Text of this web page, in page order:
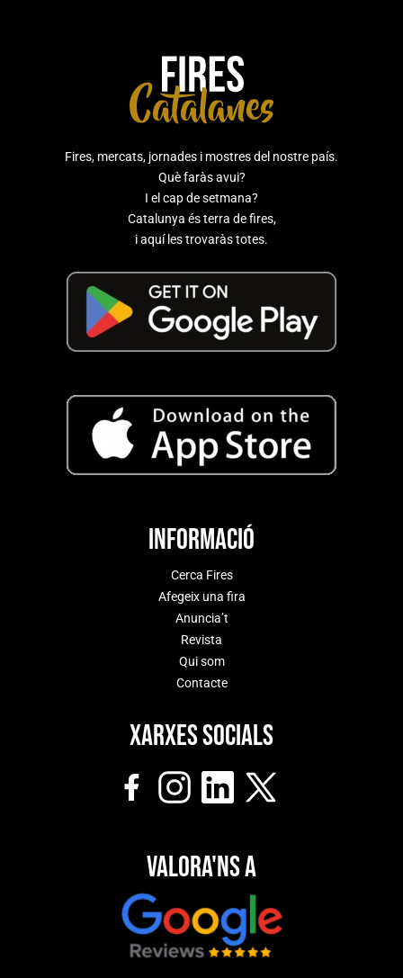
Fires, mercats, jornades i mostres del nostre país.
Què faràs avui?
I el cap de setmana?
Catalunya és terra de fires,
i aquí les trovaràs totes.
Informació
Cerca Fires
Afegeix una fira
Anuncia’t
Revista
Qui som
Contacte
Xarxes socials
Valora'ns a